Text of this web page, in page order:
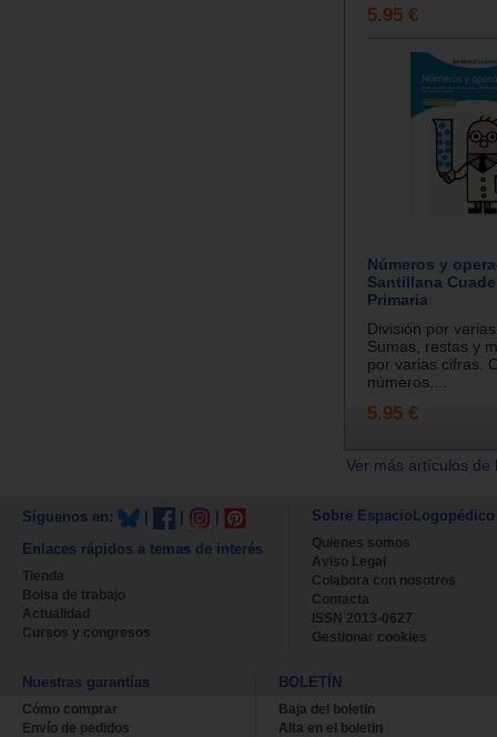
5.95 €
Números y
Santillana
Primaria
División por
Sumas, restas y
por varias cifras.
números....
5.95 €
Ver más artículos
Síguenos en:
Enlaces rápidos a temas de interés
Tienda
Bolsa de trabajo
Actualidad
Cursos y congresos
Sobre EspacioLogopédico
Quienes somos
Aviso Legal
Colabora con nosotros
Contacta
ISSN 2013-0627
Gestionar cookies
Nuestras garantías
Cómo comprar
Envío de pedidos
BOLETÍN
Baja del boletin
Alta en el boletin